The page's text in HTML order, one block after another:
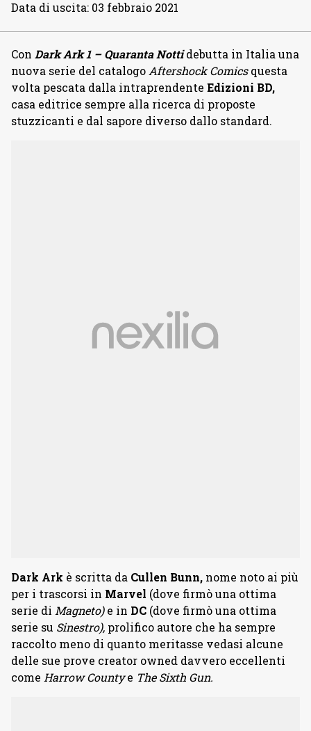
Data di uscita: 03 febbraio 2021
Con Dark Ark 1 – Quaranta Notti debutta in Italia una
nuova serie del catalogo Aftershock Comicsquesta
volta pescata dalla intraprendente Edizioni BD,
casa editrice sempre alla ricerca di proposte
stuzzicanti e dal sapore diverso dallo standard.
Dark Ark è scritta da Cullen Bunn, nome noto ai più
per i trascorsi in Marvel (dove firmò una ottima
serie di Magneto)e in DC (dove firmò una ottima
serie su Sinestro), prolifico autore che ha sempre
raccolto meno di quanto meritasse vedasi alcune
delle sue prove creator owned davvero eccellenti
come Harrow Countye The Sixth Gun.